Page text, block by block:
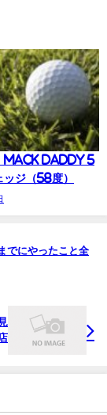
Mack Daddy 5
ジ（58度）
でにやったこと全